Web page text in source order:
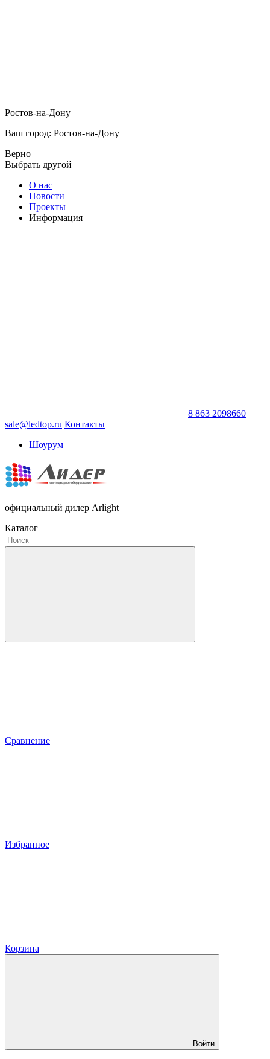
Ростов-на-Дону
Ваш город: Ростов-на-Дону
Верно
Выбрать другой
О нас
Новости
Проекты
Информация
8 863 2098660
sale@ledtop.ru Контакты
Шоурум
официальный дилер Arlight
Каталог
Сравнение
Избранное
Корзина
Войти